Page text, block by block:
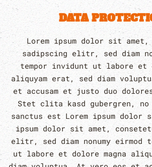
DATA
Lorem ipsum dolor sit
sadipscing elitr, sed diam
tempor invidunt ut labore et
aliquyam erat, sed diam
et accusam et justo duo
Stet clita kasd gubergren, no
sanctus est Lorem ipsum dolor
ipsum dolor sit amet,
elitr, sed diam nonumy eirmod
ut labore et dolore magna